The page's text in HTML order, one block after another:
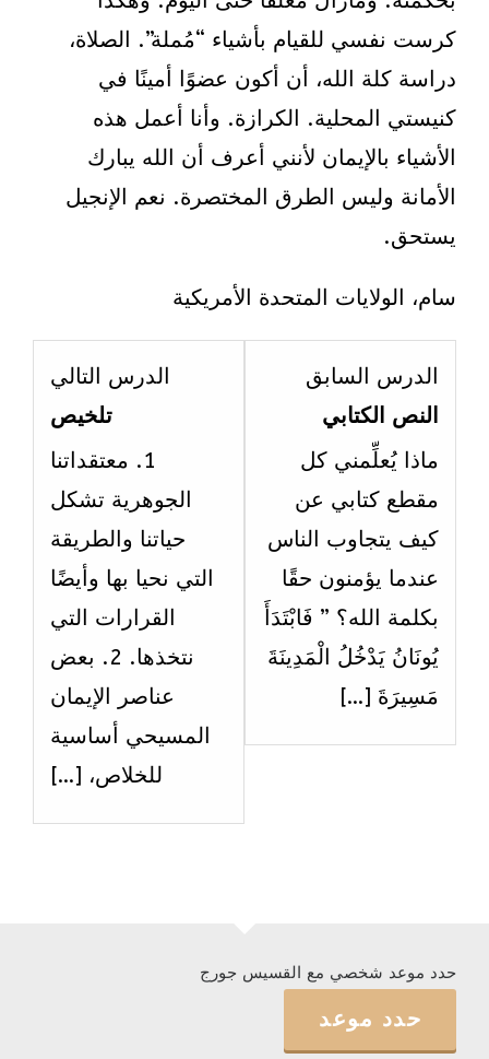
كرست نفسي للقيام بأشياء “مُملة”. الصلاة،
دراسة كلة الله، أن أكون عضوًا أمينًا في
كنيستي المحلية. الكرازة. وأنا أعمل هذه
الأشياء بالإيمان لأنني أعرف أن الله يبارك
الأمانة وليس الطرق المختصرة. نعم الإنجيل
يستحق.
سام، الولايات المتحدة الأمريكية
الدرس السابق
النص الكتابي
ماذا يُعلِّمني كل
مقطع كتابي عن
كيف يتجاوب الناس
عندما يؤمنون حقًا
بكلمة الله؟ ” فَابْتَدَأَ
يُونَانُ يَدْخُلُ الْمَدِينَةَ
مَسِيرَةَ […]
الخامس.
الدرس التالي
تلخيص
1. معتقداتنا
الجوهرية تشكل
حياتنا والطريقة
التي نحيا بها وأيضًا
القرارات التي
نتخذها. 2. بعض
عناصر الإيمان
المسيحي أساسية
للخلاص، […]
7
حدد موعد شخصي مع القسيس جورج
حدد موعد